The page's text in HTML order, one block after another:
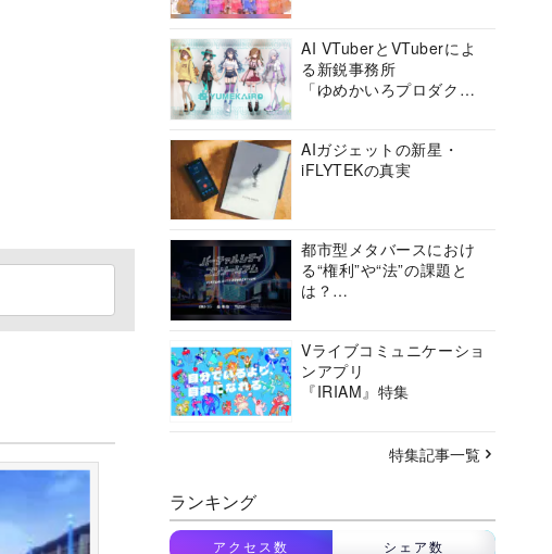
AI VTuberとVTuberによ
る新鋭事務所
「ゆめかいろプロダクシ
AIガジェットの新星・
iFLYTEKの真実
都市型メタバースにおけ
る“権利”や“法”の課題と
は？
ーシアムの挑戦に迫る
Vライブコミュニケーショ
ンアプリ
『IRIAM』特集
特集記事一覧
ランキング
アクセス数 シェア数